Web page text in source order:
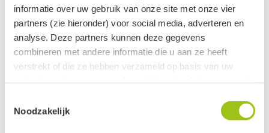
informatie over uw gebruik van onze site met onze vier
partners (zie hieronder) voor social media, adverteren en
analyse. Deze partners kunnen deze gegevens
combineren met andere informatie die u aan ze heeft
verstrekt of die ze hebben verzameld op basis van uw
Noodzakelijk
Women Collection
vanaf
€14,95
vanaf
€ 18,95 €15,15